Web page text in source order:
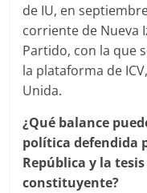
de IU, en
corriente de Nueva
Partido, con la que
la plataforma de
Unida.
¿Qué balance
política defendida
República y la
constituyente?